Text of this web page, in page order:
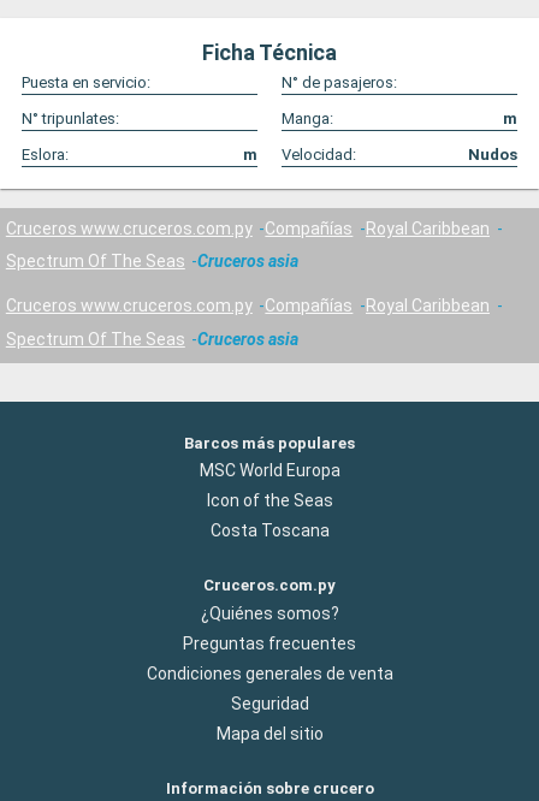
Ficha Técnica
Puesta en servicio:
N° de pasajeros:
N° tripunlates:
Manga:
m
Eslora:
m Velocidad: Nudos
Cruceros www.cruceros.com.py Compañías
Royal Caribbean
Spectrum Of The Seas
Cruceros asia
Cruceros www.cruceros.com.py Compañías
Royal Caribbean
Spectrum Of The Seas
Cruceros asia
Barcos más populares
MSC World Europa
Icon of the Seas
Costa Toscana
Cruceros.com.py
¿Quiénes somos?
Preguntas frecuentes
Condiciones generales de venta
Seguridad
Mapa del sitio
Información sobre crucero